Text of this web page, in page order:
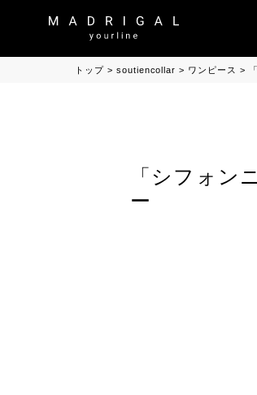
トップ soutiencollar ワンピース
「シフォ
ー